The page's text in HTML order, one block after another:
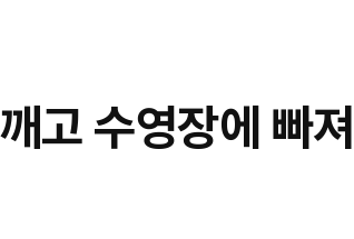
고 수영장에 빠